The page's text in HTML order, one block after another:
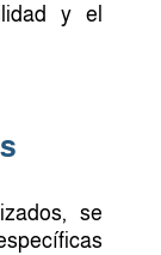
y el
se